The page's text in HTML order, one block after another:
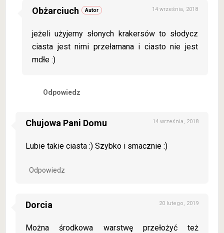
Obżarciuch 14 września, 2018
jeżeli użyjemy słonych krakersów to słodycz
ciasta jest nimi przełamana i ciasto nie jest
mdłe :)
Odpowiedz
Chujowa Pani Domu 14 września, 2018
Lubie takie ciasta :) Szybko i smacznie :)
Odpowiedz
Dorcia 20 lutego, 2019
Można środkowa warstwę przełożyć też